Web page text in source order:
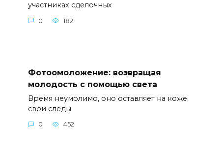
участниках сделочных
0 182
Фотоомоложение: возвращая
молодость с помощью света
Время неумолимо, оно оставляет на коже
свои следы
0 452